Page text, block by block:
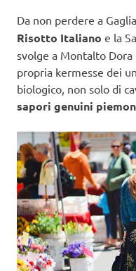
Da non perdere a
Risotto Italiano e la
svolge a Montalto
propria kermesse dei
biologico, non solo di
sapori genuini